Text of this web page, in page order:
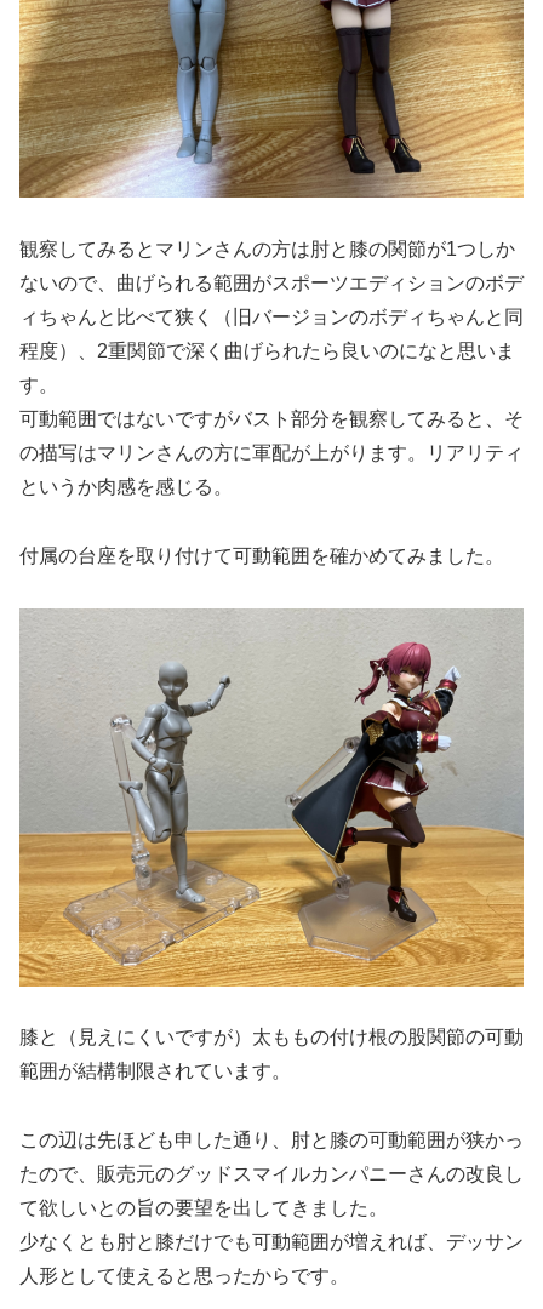
観察してみるとマリンさんの方は肘と膝の関節が1つしか
ないので、曲げられる範囲がスポーツエディションのボデ
ィちゃんと比べて狭く（旧バージョンのボディちゃんと同
程度）、2重関節で深く曲げられたら良いのになと思いま
す。
可動範囲ではないですがバスト部分を観察してみると、そ
の描写はマリンさんの方に軍配が上がります。リアリティ
というか肉感を感じる。
付属の台座を取り付けて可動範囲を確かめてみました。
膝と（見えにくいですが）太ももの付け根の股関節の可動
範囲が結構制限されています。
この辺は先ほども申した通り、肘と膝の可動範囲が狭かっ
たので、販売元のグッドスマイルカンパニーさんの改良し
て欲しいとの旨の要望を出してきました。
少なくとも肘と膝だけでも可動範囲が増えれば、デッサン
人形として使えると思ったからです。